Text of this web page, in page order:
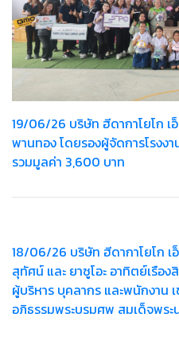
19/06/26 บริษัท ฮีดากาโยโก เ
พานทอง โดยรองผู้จัดการโรงง
รวมมูลค่า 3,600 บาท
18/06/26 บริษัท ฮีดากาโยโก
สุทัศน์ และ ยาซูโอะ อาทิตย์เรือ
ผู้บริหาร บุคลากร และพนักงาน
อภิธรรมพระบรมศพ สมเด็จพระ